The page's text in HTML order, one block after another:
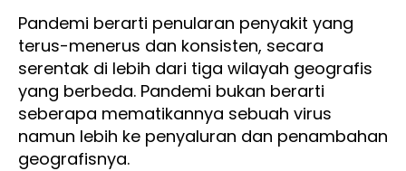
Pandemi berarti penularan penyakit yang
terus-menerus dan konsisten, secara
serentak di lebih dari tiga wilayah geografis
yang berbeda. Pandemi bukan berarti
seberapa mematikannya sebuah virus
namun lebih ke penyaluran dan penambahan
geografisnya.